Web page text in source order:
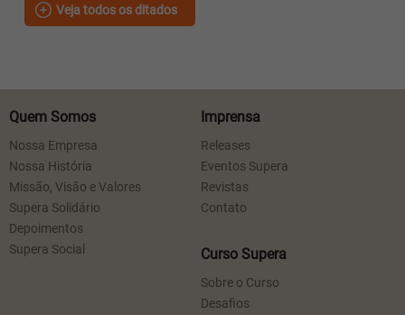
Veja todos os ditados
Quem Somos
Nossa Empresa
Nossa História
Missão, Visão e Valores
Supera Solidário
Depoimentos
Supera Social
Imprensa
Releases
Eventos Supera
Revistas
Contato
Curso Supera
Sobre o Curso
Desafios